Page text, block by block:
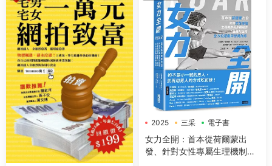
2025 三采 電子書
女力全開：首本從荷爾蒙出
發、針對女性專屬生理機制與